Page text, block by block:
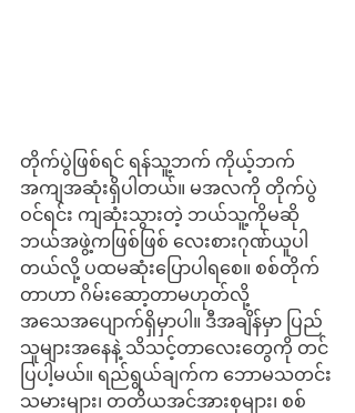
တိုက်ပွဲဖြစ်ရင် ရန်သူ့ဘက် ကိုယ့်ဘက်
အကျအဆုံးရှိပါတယ်။ မအလကို တိုက်ပွဲ
ဝင်ရင်း ကျဆုံးသွားတဲ့ ဘယ်သူ့ကိုမဆို
ဘယ်အဖွဲ့ကဖြစ်ဖြစ် လေးစားဂုဏ်ယူပါ
တယ်လို့ ပထမဆုံးပြောပါရစေ။ စစ်တိုက်
တာဟာ ဂိမ်းဆော့တာမဟုတ်လို့
အသေအပျောက်ရှိမှာပါ။ ဒီအချိန်မှာ ပြည်
သူများအနေနဲ့ သိသင့်တာလေးတွေကို တင်
ပြပါ့မယ်။ ရည်ရွယ်ချက်က ဘောမသတင်း
သမားများ၊ တတိယအင်အားစုများ၊ စစ်